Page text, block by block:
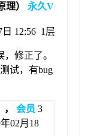
理） 永久V
日 12:56 1层
修正了。
试，有bug
， 会员 3
02月18